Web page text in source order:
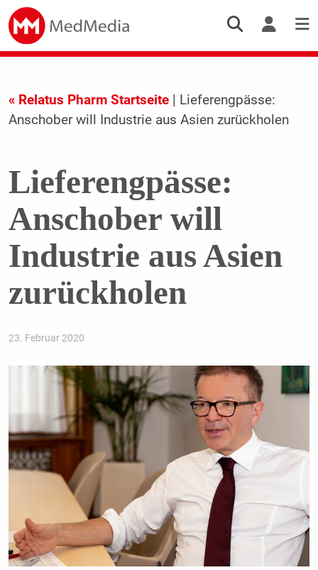
« Relatus Pharm Startseite| Lieferengpässe:
Anschober will Industrie aus Asien zurückholen
Lieferengpässe:
Anschober will
Industrie aus Asien
zurückholen
23. Februar 2020